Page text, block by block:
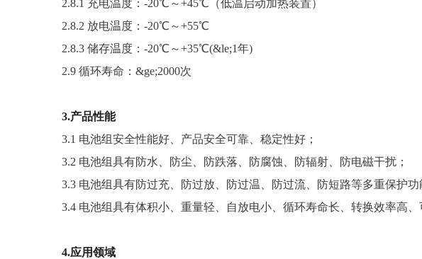
2.8.1 充电温度：-20℃～+45℃（低温启动加热装置）
2.8.2 放电温度：-20℃～+55℃
2.8.3 储存温度：-20℃～+35℃(&le;1年)
2.9 循环寿命：&ge;2000次
3.产品性能
3.1 电池组安全性能好、产品安全可靠、稳定性好；
3.2 电池组具有防水、防尘、防跌落、防腐蚀、防辐射、防电磁干扰；
3.3 电池组具有防过充、防过放、防过温、防过流、防短路等多重保护
3.4 电池组具有体积小、重量轻、自放电小、循环寿命长、转换效率高
4.应用领域